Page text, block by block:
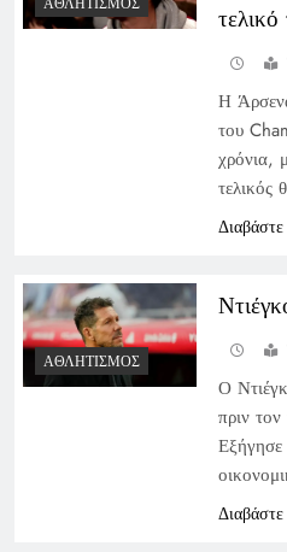
Η
του
χρόνια,
τελικός
ΑΘΛΗΤΙΣΜΌΣ
Ο
πριν